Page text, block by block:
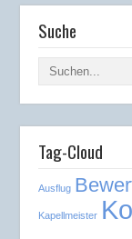
Suche
Tag-Cloud
Ausflug
Kapellmeister